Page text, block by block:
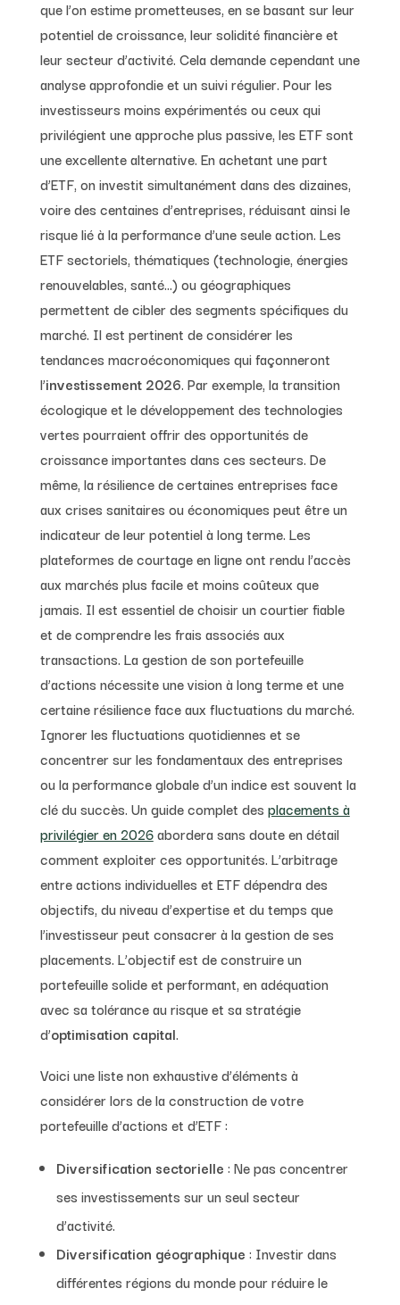
que l’on estime prometteuses, en se basant sur leur
potentiel de croissance, leur solidité financière et
leur secteur d’activité. Cela demande cependant une
analyse approfondie et un suivi régulier. Pour les
investisseurs moins expérimentés ou ceux qui
privilégient une approche plus passive, les ETF sont
une excellente alternative. En achetant une part
d’ETF, on investit simultanément dans des dizaines,
voire des centaines d’entreprises, réduisant ainsi le
risque lié à la performance d’une seule action. Les
ETF sectoriels, thématiques (technologie, énergies
renouvelables, santé…) ou géographiques
permettent de cibler des segments spécifiques du
marché. Il est pertinent de considérer les
tendances macroéconomiques qui façonneront
l’investissement 2026. Par exemple, la transition
écologique et le développement des technologies
vertes pourraient offrir des opportunités de
croissance importantes dans ces secteurs. De
même, la résilience de certaines entreprises face
aux crises sanitaires ou économiques peut être un
indicateur de leur potentiel à long terme. Les
plateformes de courtage en ligne ont rendu l’accès
aux marchés plus facile et moins coûteux que
jamais. Il est essentiel de choisir un courtier fiable
et de comprendre les frais associés aux
transactions. La gestion de son portefeuille
d’actions nécessite une vision à long terme et une
certaine résilience face aux fluctuations du marché.
Ignorer les fluctuations quotidiennes et se
concentrer sur les fondamentaux des entreprises
ou la performance globale d’un indice est souvent la
clé du succès. Un guide complet des placements à
privilégier en 2026abordera sans doute en détail
comment exploiter ces opportunités. L’arbitrage
entre actions individuelles et ETF dépendra des
objectifs, du niveau d’expertise et du temps que
l’investisseur peut consacrer à la gestion de ses
placements. L’objectif est de construire un
portefeuille solide et performant, en adéquation
avec sa tolérance au risque et sa stratégie
d’optimisation capital.
Voici une liste non exhaustive d’éléments à
considérer lors de la construction de votre
portefeuille d’actions et d’ETF :
Diversification sectorielle : Ne pas concentrer
ses investissements sur un seul secteur
d’activité.
Diversification géographique : Investir dans
différentes régions du monde pour réduire le